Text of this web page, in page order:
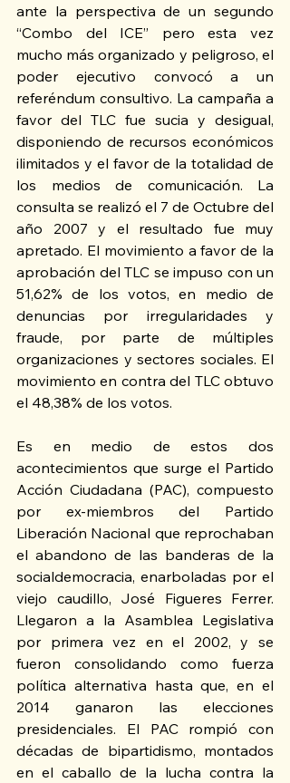
ante la perspectiva de un segundo
“Combo del ICE” pero esta vez
mucho más organizado y peligroso, el
poder ejecutivo convocó a un
referéndum consultivo. La campaña a
favor del TLC fue sucia y desigual,
disponiendo de recursos económicos
ilimitados y el favor de la totalidad de
los medios de comunicación. La
consulta se realizó el 7 de Octubre del
año 2007 y el resultado fue muy
apretado. El movimiento a favor de la
aprobación del TLC se impuso con un
51,62% de los votos, en medio de
denuncias por irregularidades y
fraude, por parte de múltiples
organizaciones y sectores sociales. El
movimiento en contra del TLC obtuvo
el 48,38% de los votos.
Es en medio de estos dos
acontecimientos que surge el Partido
Acción Ciudadana (PAC), compuesto
por ex-miembros del Partido
Liberación Nacional que reprochaban
el abandono de las banderas de la
socialdemocracia, enarboladas por el
viejo caudillo, José Figueres Ferrer.
Llegaron a la Asamblea Legislativa
por primera vez en el 2002, y se
fueron consolidando como fuerza
política alternativa hasta que, en el
2014 ganaron las elecciones
presidenciales. El PAC rompió con
décadas de bipartidismo, montados
en el caballo de la lucha contra la